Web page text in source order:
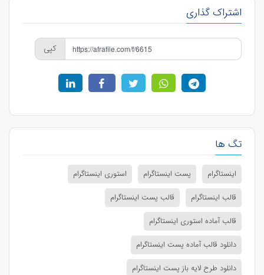
اشتراک گذاری
کپی
تگ ها
اینستاگرام پست اینستاگرام
استوری اینستاگرام
قالب اینستاگرام
قالب پست اینستاگرام
قالب آماده استوری اینستاگرام
دانلود قالب آماده پست اینستاگرام
دانلود طرح لایه باز پست اینستاگرام